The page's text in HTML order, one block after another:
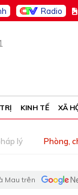
Radio
KINH TẾ XÃ
lý Phòng,
Mau trên